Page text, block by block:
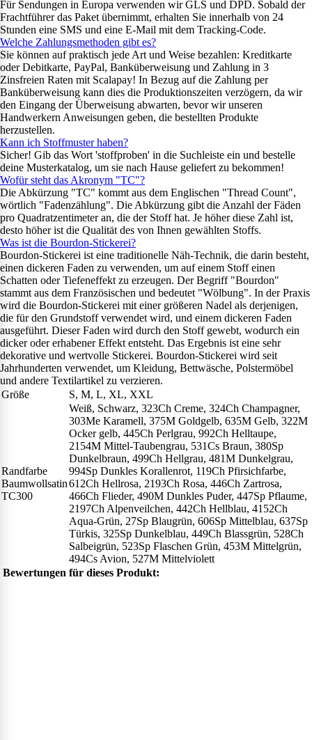
Für Sendungen in Europa verwenden wir GLS und DPD. Sobald der
Frachtführer das Paket übernimmt, erhalten Sie innerhalb von 24
Stunden eine SMS und eine E-Mail mit dem Tracking-Code.
Welche Zahlungsmethoden gibt es?
Sie können auf praktisch jede Art und Weise bezahlen: Kreditkarte
oder Debitkarte, PayPal, Banküberweisung und Zahlung in 3
Zinsfreien Raten mit Scalapay! In Bezug auf die Zahlung per
Banküberweisung kann dies die Produktionszeiten verzögern, da wir
den Eingang der Überweisung abwarten, bevor wir unseren
Handwerkern Anweisungen geben, die bestellten Produkte
herzustellen.
Kann ich Stoffmuster haben?
Sicher! Gib das Wort 'stoffproben' in die Suchleiste ein und bestelle
deine Musterkatalog, um sie nach Hause geliefert zu bekommen!
Wofür steht das Akronym "TC"?
Die Abkürzung "TC" kommt aus dem Englischen "Thread Count",
wörtlich "Fadenzählung". Die Abkürzung gibt die Anzahl der Fäden
pro Quadratzentimeter an, die der Stoff hat. Je höher diese Zahl ist,
desto höher ist die Qualität des von Ihnen gewählten Stoffs.
Was ist die Bourdon-Stickerei?
Bourdon-Stickerei ist eine traditionelle Näh-Technik, die darin besteht,
einen dickeren Faden zu verwenden, um auf einem Stoff einen
Schatten oder Tiefeneffekt zu erzeugen. Der Begriff "Bourdon"
stammt aus dem Französischen und bedeutet "Wölbung". In der Praxis
wird die Bourdon-Stickerei mit einer größeren Nadel als derjenigen,
die für den Grundstoff verwendet wird, und einem dickeren Faden
ausgeführt. Dieser Faden wird durch den Stoff gewebt, wodurch ein
dicker oder erhabener Effekt entsteht. Das Ergebnis ist eine sehr
dekorative und wertvolle Stickerei. Bourdon-Stickerei wird seit
Jahrhunderten verwendet, um Kleidung, Bettwäsche, Polstermöbel
und andere Textilartikel zu verzieren.
Größe
S, M, L, XL, XXL
Randfarbe
Baumwollsatin
TC300
Weiß, Schwarz, 323Ch Creme, 324Ch Champagner,
303Me Karamell, 375M Goldgelb, 635M Gelb, 322M
Ocker gelb, 445Ch Perlgrau, 992Ch Helltaupe,
2154M Mittel-Taubengrau, 531Cs Braun, 380Sp
Dunkelbraun, 499Ch Hellgrau, 481M Dunkelgrau,
994Sp Dunkles Korallenrot, 119Ch Pfirsichfarbe,
612Ch Hellrosa, 2193Ch Rosa, 446Ch Zartrosa,
466Ch Flieder, 490M Dunkles Puder, 447Sp Pflaume,
2197Ch Alpenveilchen, 442Ch Hellblau, 4152Ch
Aqua-Grün, 27Sp Blaugrün, 606Sp Mittelblau, 637Sp
Türkis, 325Sp Dunkelblau, 449Ch Blassgrün, 528Ch
Salbeigrün, 523Sp Flaschen Grün, 453M Mittelgrün,
494Cs Avion, 527M Mittelviolett
Bewertungen für dieses Produkt: